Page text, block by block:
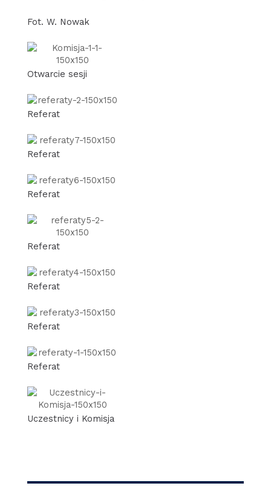
Fot. W. Nowak
Otwarcie sesji
Referat
Referat
Referat
Referat
Referat
Referat
Referat
Uczestnicy i Komisja